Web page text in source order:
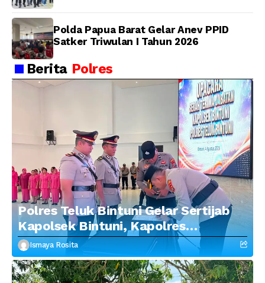
Polda Papua Barat Gelar Anev PPID
Satker Triwulan I Tahun 2026
Berita Polres
Polres Teluk Bintuni Gelar Sertijab
Kapolsek Bintuni, Kapolres
Tekankan Profesionalisme dan
Penguatan Sinergitas
Ismaya Rosita